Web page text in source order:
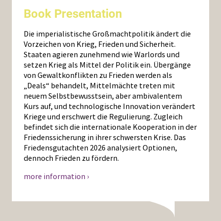
Book Presentation
Die imperialistische Großmachtpolitik ändert die
Vorzeichen von Krieg, Frieden und Sicherheit.
Staaten agieren zunehmend wie Warlords und
setzen Krieg als Mittel der Politik ein. Übergänge
von Gewaltkonflikten zu Frieden werden als
„Deals“ behandelt, Mittelmächte treten mit
neuem Selbstbewusstsein, aber ambivalentem
Kurs auf, und technologische Innovation verändert
Kriege und erschwert die Regulierung. Zugleich
befindet sich die internationale Kooperation in der
Friedenssicherung in ihrer schwersten Krise. Das
Friedensgutachten 2026 analysiert Optionen,
dennoch Frieden zu fördern.
more information ›